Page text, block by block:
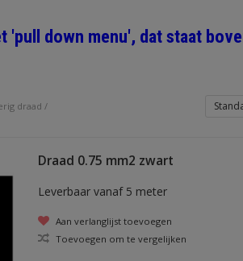
'pull down menu', dat staat
draad /
Draad 0.75 mm2 zwart
Leverbaar vanaf 5 meter
Aan verlanglijst toevoegen
Toevoegen om te vergelijken